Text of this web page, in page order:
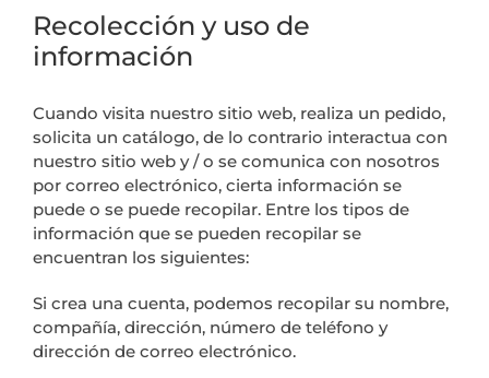
Recolección y uso de
información
Cuando visita nuestro sitio web, realiza un pedido,
solicita un catálogo, de lo contrario interactua con
nuestro sitio web y / o se comunica con nosotros
por correo electrónico, cierta información se
puede o se puede recopilar. Entre los tipos de
información que se pueden recopilar se
encuentran los siguientes:
Si crea una cuenta, podemos recopilar su nombre,
compañía, dirección, número de teléfono y
dirección de correo electrónico.